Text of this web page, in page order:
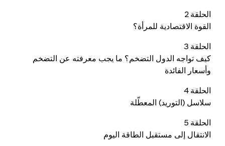
الحلقة 2
القوة الاقتصادية للمرأة؟
الحلقة 3
كيف تواجه الدول التضخم؟ ما يجب معرفته عن التضخم
وأسعار الفائدة
الحلقة 4
سلاسل (التوريد) المعطّلة
الحلقة 5
الانتقال إلى مستقبل الطاقة اليوم